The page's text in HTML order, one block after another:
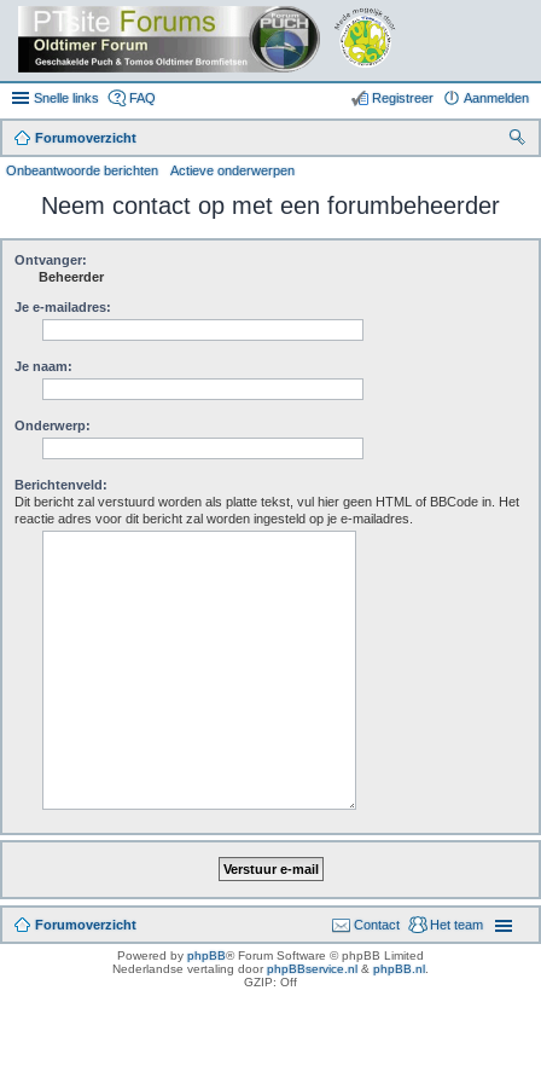
Snelle links FAQ Aanmelden
Registreer
Forumoverzicht
Onbeantwoorde berichten Actieve onderwerpen
Neem contact op met een forumbeheerder
Ontvanger:
Beheerder
Je e-mailadres:
Je naam:
Onderwerp:
Berichtenveld:
Dit bericht zal verstuurd worden als platte tekst, vul hier geen HTML of BBCode in. Het
reactie adres voor dit bericht zal worden ingesteld op je e-mailadres.
Forumoverzicht Het team
Contact
Powered by phpBB® Forum Software © phpBB Limited
Nederlandse vertaling doorphpBBservice.nl & phpBB.nl
GZIP: Off